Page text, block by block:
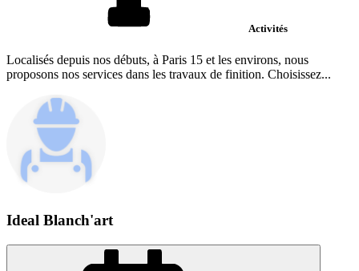
Activités
Localisés depuis nos débuts, à Paris 15 et les environs, nous
proposons nos services dans les travaux de finition. Choisissez...
Ideal Blanch'art